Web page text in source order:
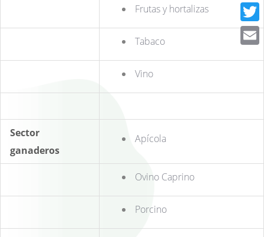
Frutas y hortalizas
Tabaco
Vino
Sector
ganaderos
Apícola
Ovino Caprino
Porcino